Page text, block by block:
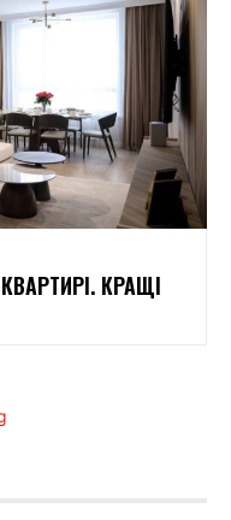
КРАЩІ